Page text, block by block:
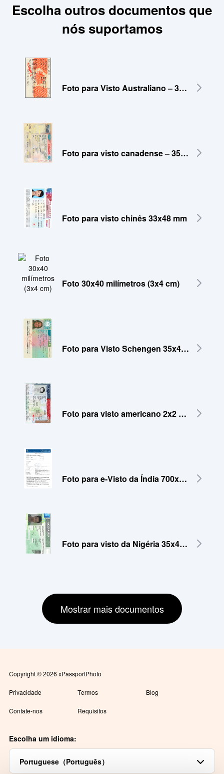
Escolha outros documentos que
nós suportamos
Foto para Visto Australiano – 35x45 mm
Foto para visto canadense – 35x45 mm
Foto para visto chinês 33x48 mm
Foto 30x40 milímetros (3x4 cm)
Foto para Visto Schengen 35x45 mm
Foto para visto americano 2x2 polegadas (51x51 mm)
Foto para e-Visto da Índia 700x700 pixels
Foto para visto da Nigéria 35x45 mm
Mostrar mais documentos
Copyright © 2026 xPassportPhoto
Privacidade Termos Blog
Contate-nos Requisitos
Escolha um idioma:
Portuguese（Português）